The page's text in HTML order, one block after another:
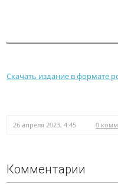
Скачать издание в формате
26 апреля 2023, 4:45 0
Комментарии